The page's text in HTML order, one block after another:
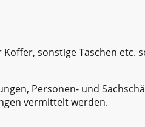
sonstige Taschen etc.
Personen- und
vermittelt werden.